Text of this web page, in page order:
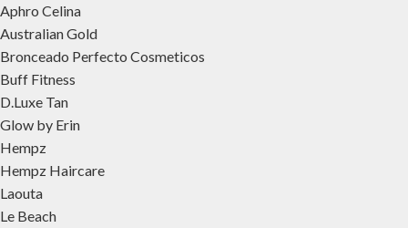
Aphro Celina
Australian Gold
Bronceado Perfecto Cosmeticos
Buff Fitness
D.Luxe Tan
Glow by Erin
Hempz
Hempz Haircare
Laouta
Le Beach